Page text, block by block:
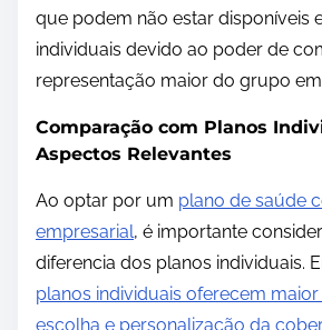
que podem não estar disponíveis
individuais devido ao poder de
representação maior do grupo
Comparação com Planos
Aspectos Relevantes
Ao optar por um plano de saúde
empresarial, é importante
diferencia dos planos individuais.
planos individuais oferecem
escolha e personalização da